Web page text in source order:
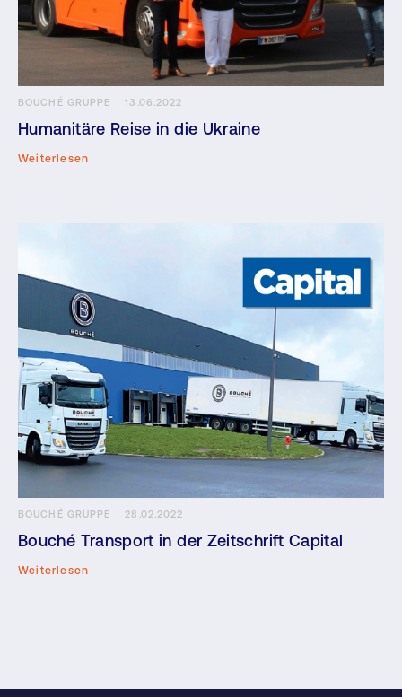
BOUCHÉ GRUPPE 13.06.2022
Humanitäre Reise in die Ukraine
Weiterlesen
BOUCHÉ GRUPPE 28.02.2022
Bouché Transport in der Zeitschrift Capital
Weiterlesen